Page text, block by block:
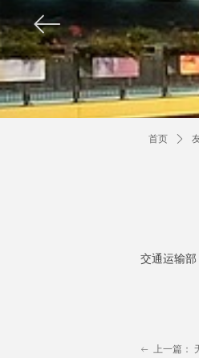
ꂃ
首页 ꄲ
交通运输部
ꂃ 上一篇：